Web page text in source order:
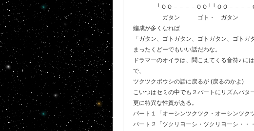
└ＯＯ－－－－ＯＯ┘└ＯＯ－－－－
ガタン ゴト・ ガタン ゴ
編成が多くなれば
「ガタン、ゴトガタン、ゴトガタン、ゴト
まったくどーでもいい話だわな。
ドラマーのオイラは、聞こえてくる音符♪ に
で、
ツクツクボウシの話に戻るが (戻るのかよ)
こいつはセミの中でも２パートにリズムパタ
更に特異な性質がある。
パート１「オーシンツクツク・オーシンツク
パート２「ツクリヨーシ・ツクリヨーシ・・・